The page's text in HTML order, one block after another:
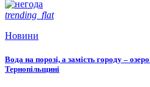
trending_flat
Новини
Вода на порозі, а замість городу –
Тернопільщині